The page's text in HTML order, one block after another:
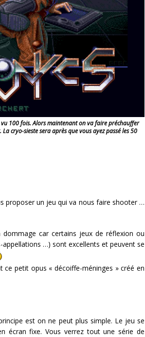
vu 100 fois. Alors maintenant on va faire préchauffer
cryo-sieste sera après que vous ayez passé les 50
proposer un jeu qui va nous faire shooter …
dommage car certains jeux de réflexion ou
…) sont excellents et peuvent se
ce petit opus « décoiffe-méninges » créé en
est on ne peut plus simple. Le jeu se
écran fixe. Vous verrez tout une série de